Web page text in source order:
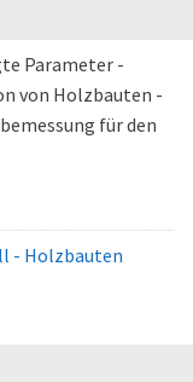
Parameter -
von Holzbauten -
für den
- Holzbauten